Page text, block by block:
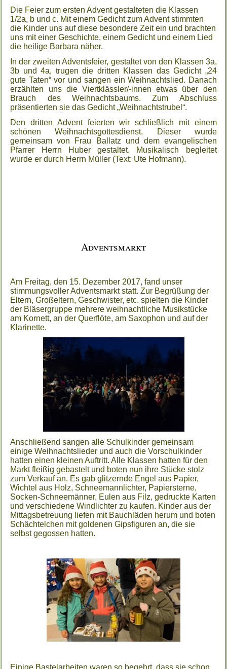
Die Feier zum ersten Advent gestalteten die Klassen
1/2a, b und c. Mit einem Gedicht zum Advent stimmten
die Kinder uns auf diese besondere Zeit ein und brachten
uns mit einer Geschichte, einem Gedicht und einem Lied
die heilige Barbara näher.
In der zweiten Adventsfeier, gestaltet von den Klassen 3a,
3b und 4a, trugen die dritten Klassen das Gedicht „24
gute Taten“ vor und sangen ein Weihnachtslied. Danach
erzählten uns die Viertklässler/-innen etwas über den
Brauch des Weihnachtsbaums. Zum Abschluss
präsentierten sie das Gedicht „Weihnachtstrubel“.
Den dritten Advent feierten wir schließlich mit einem
schönen Weihnachtsgottesdienst. Dieser wurde
gemeinsam von Frau Ballatz und dem evangelischen
Pfarrer Herrn Huber gestaltet. Musikalisch begleitet
wurde er durch Herrn Müller (Text: Ute Hofmann).
Adventsmarkt
Am Freitag, den 15. Dezember 2017, fand unser
stimmungsvoller Adventsmarkt statt. Zur Begrüßung der
Eltern, Großeltern, Geschwister, etc. spielten die Kinder
der Bläsergruppe mehrere weihnachtliche Musikstücke
am Kornett, an der Querflöte, am Saxophon und auf der
Klarinette.
Anschließend sangen alle Schulkinder gemeinsam
einige Weihnachtslieder und auch die Vorschulkinder
hatten einen kleinen Auftritt. Alle Klassen hatten für den
Markt fleißig gebastelt und boten nun ihre Stücke stolz
zum Verkauf an. Es gab glitzernde Engel aus Papier,
Wichtel aus Holz, Schneemannlichter, Papiersterne,
Socken-Schneemänner, Eulen aus Filz, gedruckte Karten
und verschiedene Windlichter zu kaufen. Kinder aus der
Mittagsbetreuung liefen mit Bauchläden herum und boten
Schächtelchen mit goldenen Gipsfiguren an, die sie
selbst gegossen hatten.